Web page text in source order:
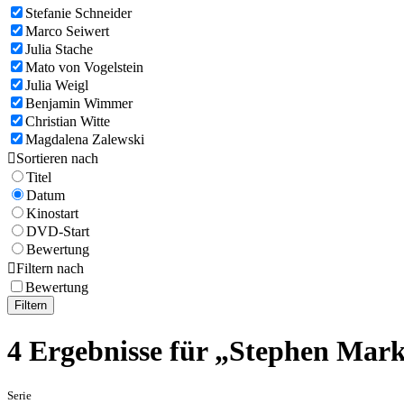
Stefanie Schneider
Marco Seiwert
Julia Stache
Mato von Vogelstein
Julia Weigl
Benjamin Wimmer
Christian Witte
Magdalena Zalewski
Sortieren nach
Titel
Datum
Kinostart
DVD-Start
Bewertung
Filtern nach
Bewertung
Filtern
4 Ergebnisse für „Stephen
Serie